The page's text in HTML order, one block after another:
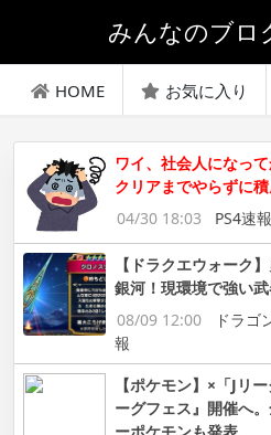
みんなのブロ
HOME お気に入り
ワイ、社会人になっ
クリアまでやらずに
04/30 18:03
PS4速
【ドラクエウォーク
銀河！現環境で強い
08/09 12:00
ドラゴ
報
【ポケモン】×「Jリ
ーグフェス』開催へ